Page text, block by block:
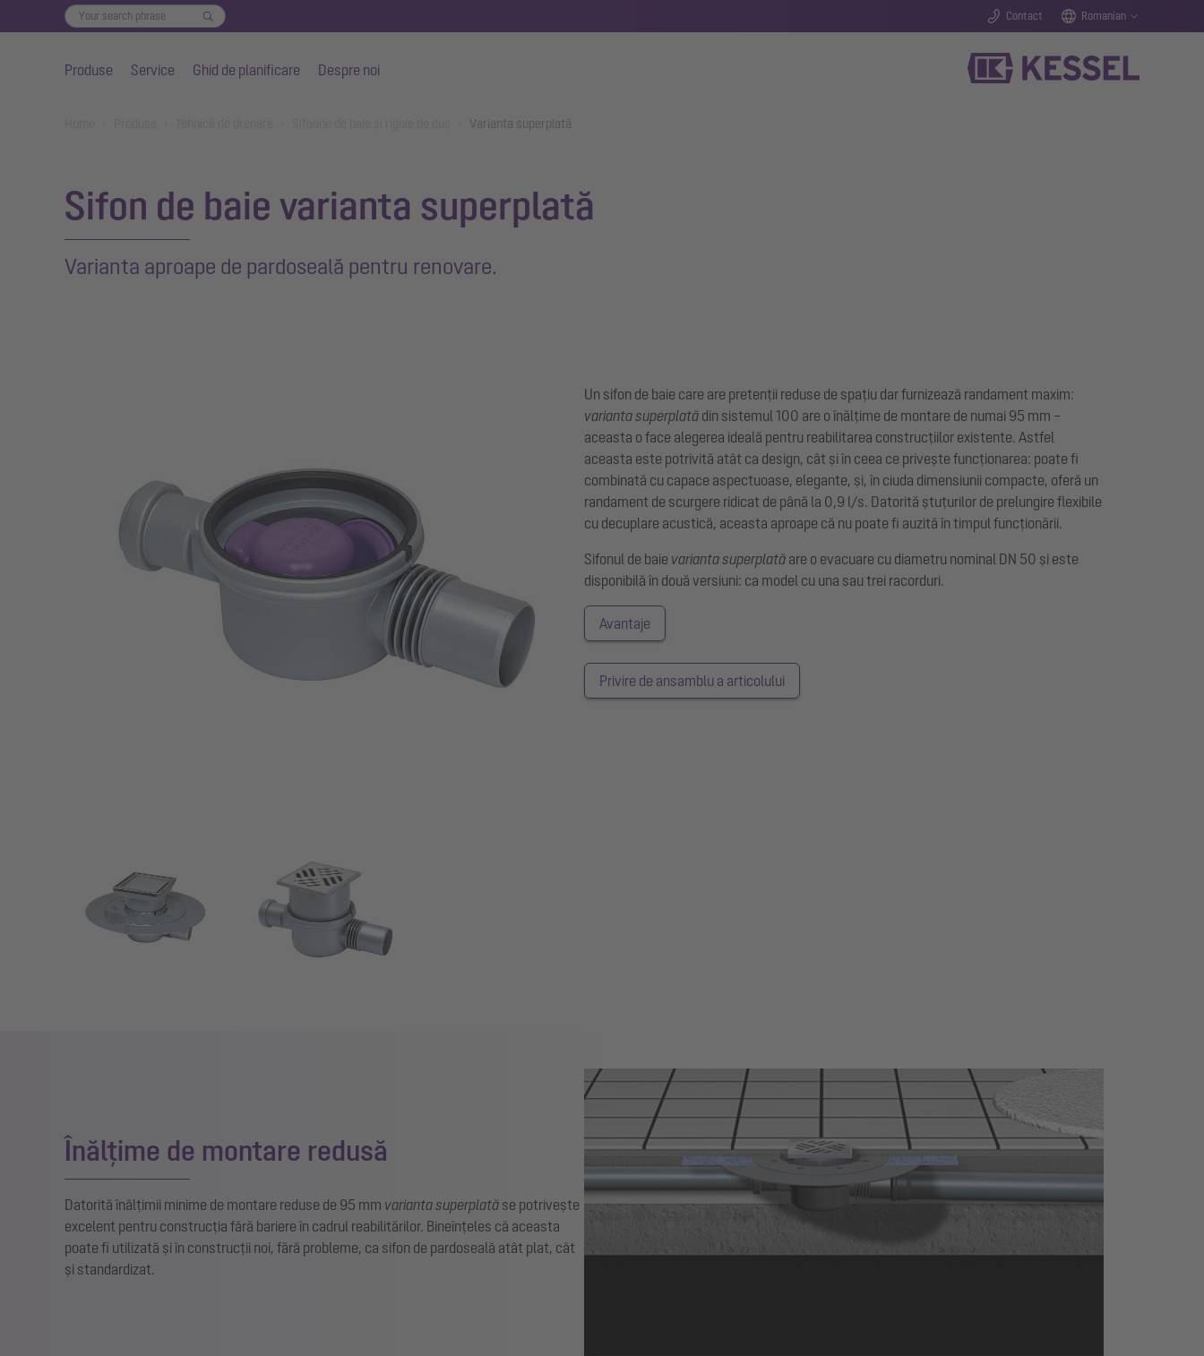
Contact Romanian
Produse Service Ghid de planificare Despre noi
Varianta superplată
Sifon de baie varianta superplată
Varianta aproape de pardoseală pentru renovare.
Un sifon de baie care are pretenții reduse de spațiu dar furnizează randament maxim:
varianta superplată din sistemul 100 are o înălțime de montare de numai 95 mm –
aceasta o face alegerea ideală pentru reabilitarea construcțiilor existente. Astfel
aceasta este potrivită atât ca design, cât și în ceea ce privește funcționarea: poate fi
combinată cu capace aspectuoase, elegante, și, în ciuda dimensiunii compacte, oferă un
randament de scurgere ridicat de până la 0,9 l/s. Datorită ștuțurilor de prelungire flexibile
cu decuplare acustică, aceasta aproape că nu poate fi auzită în timpul funcționării.
Sifonul de baie varianta superplată are o evacuare cu diametru nominal DN 50 și este
disponibilă în două versiuni: ca model cu una sau trei racorduri.
Avantaje
Privire de ansamblu a articolului
Show larger version for:
Înălțime de montare redusă
Datorită înălțimii minime de montare reduse de 95 mm varianta superplată se potrivește
excelent pentru construcția fără bariere în cadrul reabilitărilor. Bineînțeles că aceasta
poate fi utilizată și în construcții noi, fără probleme, ca sifon de pardoseală atât plat, cât
și standardizat.